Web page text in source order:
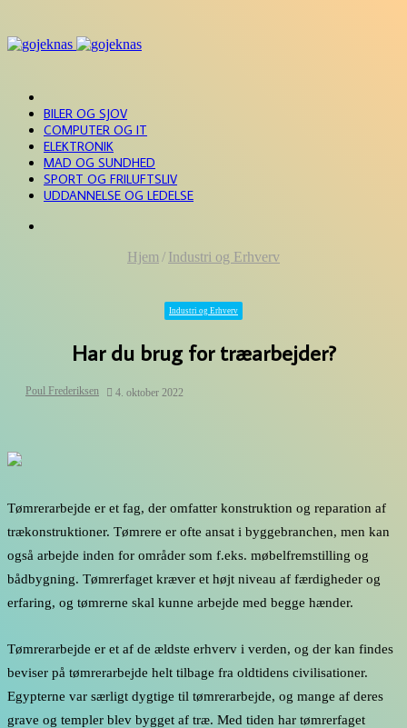
BILER OG SJOV
COMPUTER OG IT
ELEKTRONIK
MAD OG SUNDHED
SPORT OG FRILUFTSLIV
UDDANNELSE OG LEDELSE
Hjem / Industri og Erhverv
Industri og Erhverv
Har du brug for træarbejder?
Poul Frederiksen 4. oktober 2022
Tømrerarbejde er et fag, der omfatter konstruktion og reparation af
trækonstruktioner. Tømrere er ofte ansat i byggebranchen, men kan
også arbejde inden for områder som f.eks. møbelfremstilling og
bådbygning. Tømrerfaget kræver et højt niveau af færdigheder og
erfaring, og tømrerne skal kunne arbejde med begge hænder.
Tømrerarbejde er et af de ældste erhverv i verden, og der kan findes
beviser på tømrerarbejde helt tilbage fra oldtidens civilisationer.
Egypterne var særligt dygtige til tømrerarbejde, og mange af deres
grave og templer blev bygget af træ. Med tiden har tømrerfaget